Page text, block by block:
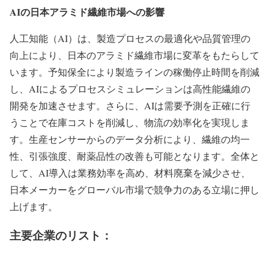
AIの日本アラミド繊維市場への影響
人工知能（AI）は、製造プロセスの最適化や品質管理の
向上により、日本のアラミド繊維市場に変革をもたらして
います。予知保全により製造ラインの稼働停止時間を削減
し、AIによるプロセスシミュレーションは高性能繊維の
開発を加速させます。さらに、AIは需要予測を正確に行
うことで在庫コストを削減し、物流の効率化を実現しま
す。生産センサーからのデータ分析により、繊維の均一
性、引張強度、耐薬品性の改善も可能となります。全体と
して、AI導入は業務効率を高め、材料廃棄を減少させ、
日本メーカーをグローバル市場で競争力のある立場に押し
上げます。
主要企業のリスト：